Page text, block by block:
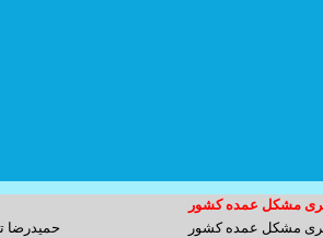
کارگر پلاک 14 واحد 3
مشکل عمده کشور
مشکل عمده کشور حمیدرضا